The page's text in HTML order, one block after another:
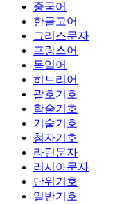
중국어
한글고어
그리스문자
프랑스어
독일어
히브리어
괄호기호
학술기호
기술기호
첨자기호
라틴문자
러시아문자
단위기호
일반기호